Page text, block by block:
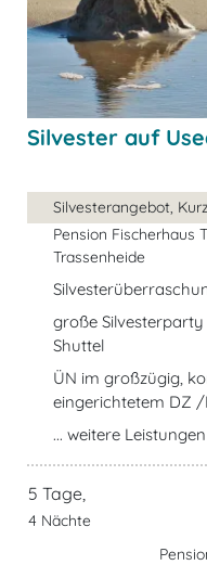
Silvester auf
Silvesterangebot,
Pension Fischerhaus
Trassenheide
große
Shuttel
ÜN im großzügig,
eingerichtetem DZ
... weitere Leistungen
5 Tage,
4 Nächte